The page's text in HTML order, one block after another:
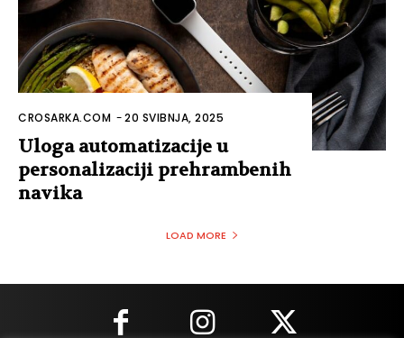
CROSARKA.COM -20 SVIBNJA, 2025
Uloga automatizacije u
personalizaciji prehrambenih
navika
LOAD MORE